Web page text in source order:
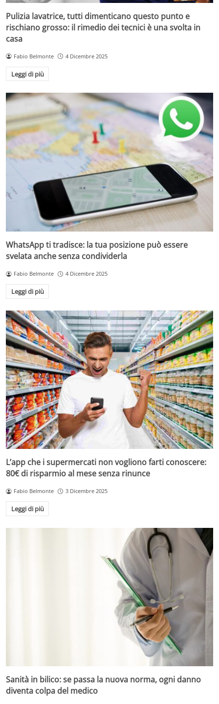
Pulizia lavatrice, tutti dimenticano questo punto e
rischiano grosso: il rimedio dei tecnici è una svolta in
casa
Fabio Belmonte 4 Dicembre 2025
Leggi di più
WhatsApp ti tradisce: la tua posizione può essere
svelata anche senza condividerla
Fabio Belmonte 4 Dicembre 2025
Leggi di più
L’app che i supermercati non vogliono farti conoscere:
80€ di risparmio al mese senza rinunce
Fabio Belmonte 3 Dicembre 2025
Leggi di più
Sanità in bilico: se passa la nuova norma, ogni danno
diventa colpa del medico